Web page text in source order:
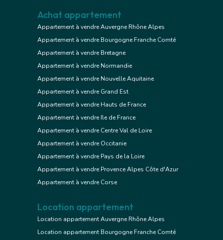
Achat appartement
Appartement à vendre Auvergne Rhône Alpes
Appartement à vendre Bourgogne Franche Comté
Appartement à vendre Bretagne
Appartement à vendre Normandie
Appartement à vendre Nouvelle Aquitaine
Appartement à vendre Grand Est
Appartement à vendre Hauts de France
Appartement à vendre Ile de France
Appartement à vendre Centre Val de Loire
Appartement à vendre Occitanie
Appartement à vendre Pays de la Loire
Appartement à vendre Provence Alpes Côte d'Azur
Appartement à vendre Corse
Location appartement
Location appartement Auvergne Rhône Alpes
Location appartement Bourgogne Franche Comté